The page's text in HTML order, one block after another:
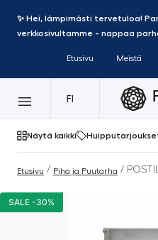
✨ Hei, lämpimästi tervetuloa!
verkkosivultamme - nappaa
Etusivu Meistä
FI
Näytä kaikki
Etusivu / Piha ja Puutarha /
SALE -30%